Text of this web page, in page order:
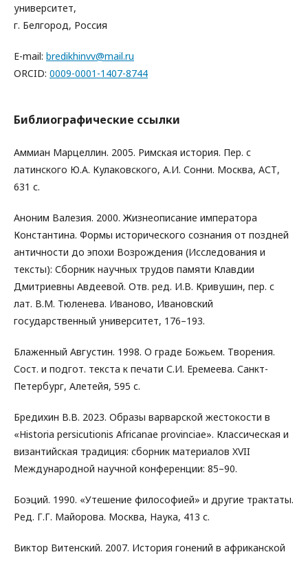
университет,
г. Белгород, Россия
E-mail: bredikhinvv@mail.ru
ORCID: 0009-0001-1407-8744
Библиографические ссылки
Аммиан Марцеллин. 2005. Римская история. Пер. с
латинского Ю.А. Кулаковского, А.И. Сонни. Москва, АСТ,
631 с.
Аноним Валезия. 2000. Жизнеописание императора
Константина. Формы исторического сознания от поздней
античности до эпохи Возрождения (Исследования и
тексты): Сборник научных трудов памяти Клавдии
Дмитриевны Авдеевой. Отв. ред. И.В. Кривушин, пер. с
лат. В.М. Тюленева. Иваново, Ивановский
государственный университет, 176–193.
Блаженный Августин. 1998. О граде Божьем. Творения.
Сост. и подгот. текста к печати С.И. Еремеева. Санкт-
Петербург, Алетейя, 595 с.
Бредихин В.В. 2023. Образы варварской жестокости в
«Historia persicutionis Africanae provinciae». Классическая и
византийская традиция: сборник материалов XVII
Международной научной конференции: 85–90.
Боэций. 1990. «Утешение философией» и другие трактаты.
Ред. Г.Г. Майорова. Москва, Наука, 413 с.
Виктор Витенский. 2007. История гонений в африканской